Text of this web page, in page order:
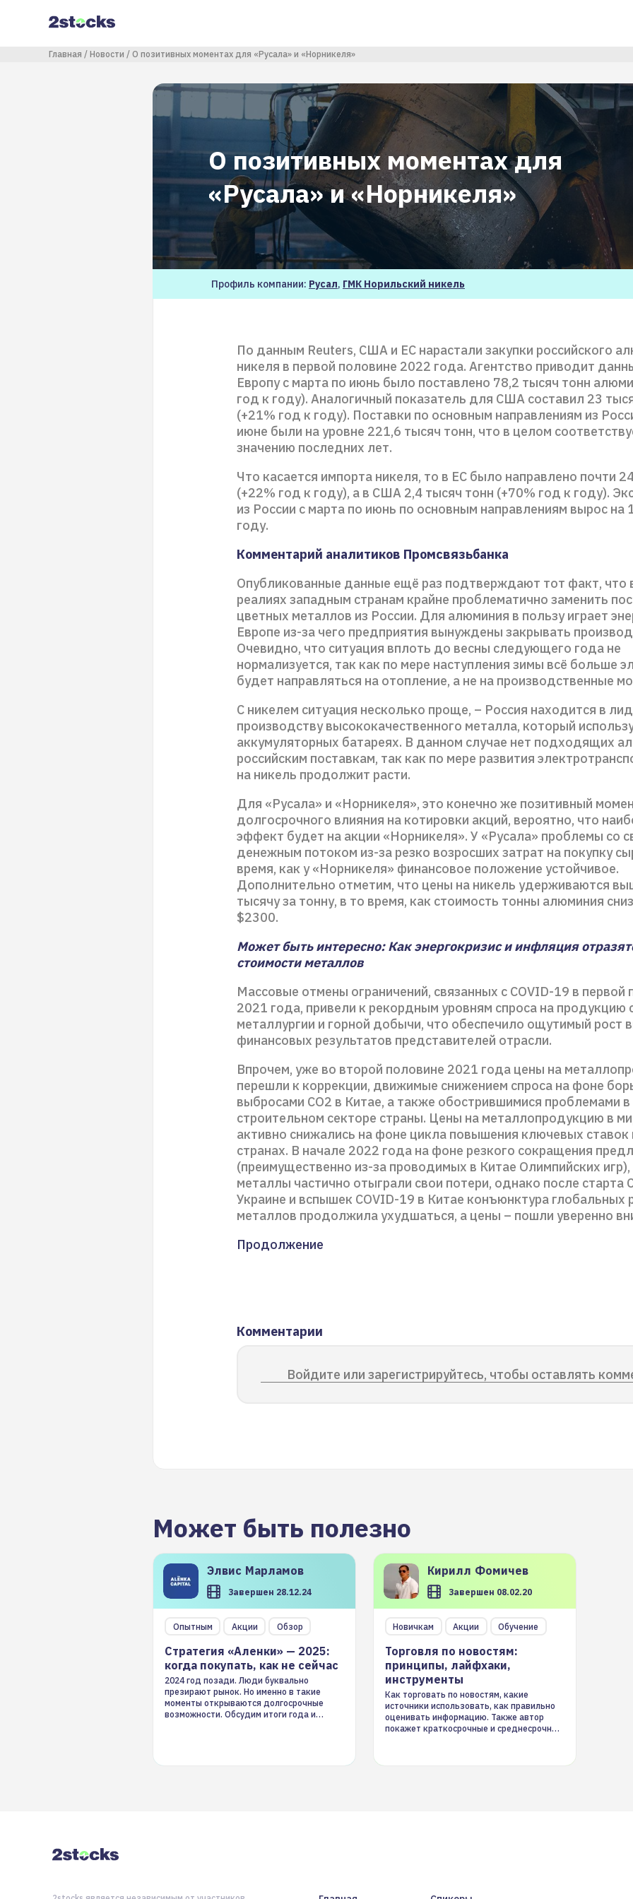
содержанию
Строка навигации
Главная Новости О позитивных моментах для «Русала» и «Норникеля»
О позитивных моментах для
«Русала» и «Норникеля»
Профиль компании: Русал, ГМК Норильский никель
По данным Reuters, США и ЕС нарастали закупки российского
никеля в первой половине 2022 года. Агентство приводит
Европу с марта по июнь было поставлено 78,2 тысяч тонн
год к году). Аналогичный показатель для США составил 23
(+21% год к году). Поставки по основным направлениям из
июне были на уровне 221,6 тысяч тонн, что в целом
значению последних лет.
Что касается импорта никеля, то в ЕС было направлено почти
(+22% год к году), а в США 2,4 тысяч тонн (+70% год к году).
из России с марта по июнь по основным направлениям вырос на
году.
Комментарий аналитиков Промсвязьбанка
Опубликованные данные ещё раз подтверждают тот факт, что
реалиях западным странам крайне проблематично заменить
цветных металлов из России. Для алюминия в пользу играет
Европе из-за чего предприятия вынуждены закрывать
Очевидно, что ситуация вплоть до весны следующего года не
нормализуется, так как по мере наступления зимы всё больше
будет направляться на отопление, а не на производственные
С никелем ситуация несколько проще, – Россия находится в
производству высококачественного металла, который
аккумуляторных батареях. В данном случае нет подходящих
российским поставкам, так как по мере развития
на никель продолжит расти.
Для «Русала» и «Норникеля», это конечно же позитивный
долгосрочного влияния на котировки акций, вероятно, что
эффект будет на акции «Норникеля». У «Русала» проблемы со
денежным потоком из-за резко возросших затрат на покупку
время, как у «Норникеля» финансовое положение устойчивое.
Дополнительно отметим, что цены на никель удерживаются
тысячу за тонну, в то время, как стоимость тонны алюминия
$2300.
Может быть интересно: Как энергокризис и инфляция
стоимости металлов
Массовые отмены ограничений, связанных с COVID-19 в первой
2021 года, привели к рекордным уровням спроса на продукцию
металлургии и горной добычи, что обеспечило ощутимый рост
финансовых результатов представителей отрасли.
Впрочем, уже во второй половине 2021 года цены на
перешли к коррекции, движимые снижением спроса на фоне
выбросами СО2 в Китае, а также обострившимися проблемами в
строительном секторе страны. Цены на металлопродукцию в
активно снижались на фоне цикла повышения ключевых ставок
странах. В начале 2022 года на фоне резкого сокращения
(преимущественно из-за проводимых в Китае Олимпийских
металлы частично отыграли свои потери, однако после старта
Украине и вспышек COVID-19 в Китае конъюнктура глобальных
металлов продолжила ухудшаться, а цены – пошли уверенно
Продолжение
Комментарии
Войдите или зарегистрируйтесь, чтобы оставлять
Может быть полезно
Элвис Марламов
Завершен 28.12.24
Опытным Акции Обзор
Стратегия «Аленки» — 2025:
когда покупать, как не сейчас
2024 год позади. Люди буквально
презирают рынок. Но именно в такие
моменты открываются долгосрочные
возможности. Обсудим итоги года и
Кирилл Фомичев
Завершен 08.02.20
Новичкам Акции Обучение
Торговля по новостям:
принципы, лайфхаки,
инструменты
Как торговать по новостям, какие
источники использовать, как правильно
оценивать информацию. Также автор
покажет краткосрочные и среднесрочные